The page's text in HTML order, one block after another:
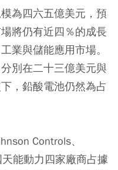
為四六五億美元，預
將仍有近四％的成長
業與儲能應用市場。
別在二十三億美元與
，鉛酸電池仍然為占
Controls、
天能動力四家廠商占據